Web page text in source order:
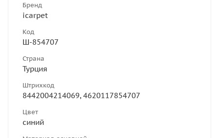
Бренд
icarpet
Код
Ш-854707
Страна
Турция
Штрихкод
8442004214069, 4620117854707
Цвет
синий